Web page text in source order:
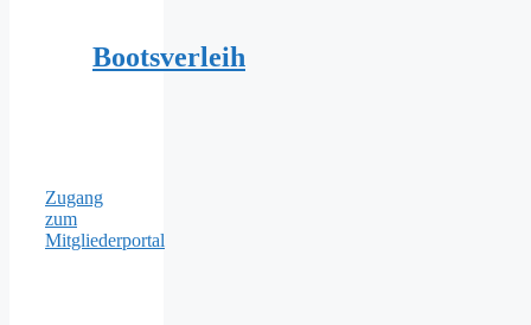
Bootsverleih
Zugang
zum
Mitgliederportal